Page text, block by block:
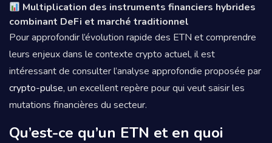
Multiplication des instruments financiers hybrides
combinant DeFi et marché traditionnel
Pour approfondir l’évolution rapide des ETN et comprendre
leurs enjeux dans le contexte crypto actuel, il est
intéressant de consulter l’analyse approfondie proposée par
crypto-pulse, un excellent repère pour qui veut saisir les
mutations financières du secteur.
Qu’est-ce qu’un ETN et en quoi